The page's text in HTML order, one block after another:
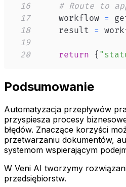
16
# Route to
17
    workflow
=
18
    result
=
19
20
return {
Podsumowanie
Automatyzacja przepływów
przyspiesza procesy
błędów. Znaczące korzyści
przetwarzaniu dokumentów,
systemom wspierającym
W Veni AI tworzymy
przedsiębiorstw.